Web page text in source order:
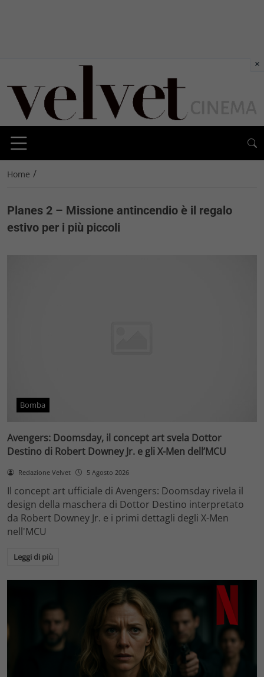
Home /
Planes 2 – Missione antincendio è il regalo
estivo per i più piccoli
Bomba
Avengers: Doomsday, il concept art svela Dottor
Destino di Robert Downey Jr. e gli X-Men dell’MCU
Redazione Velvet 5 Agosto 2026
Il concept art ufficiale di Avengers: Doomsday rivela il
design della maschera di Dottor Destino interpretato
da Robert Downey Jr. e i primi dettagli degli X-Men
nell'MCU
Leggi di più
×